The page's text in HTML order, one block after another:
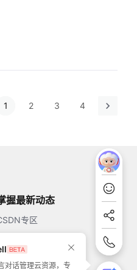
1 2 3 4
握最新动态
专区
对话管理云资源，专